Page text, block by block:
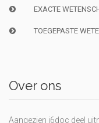
EXACTE
TOEGEPASTE
Over ons
Aangezien i6doc deel